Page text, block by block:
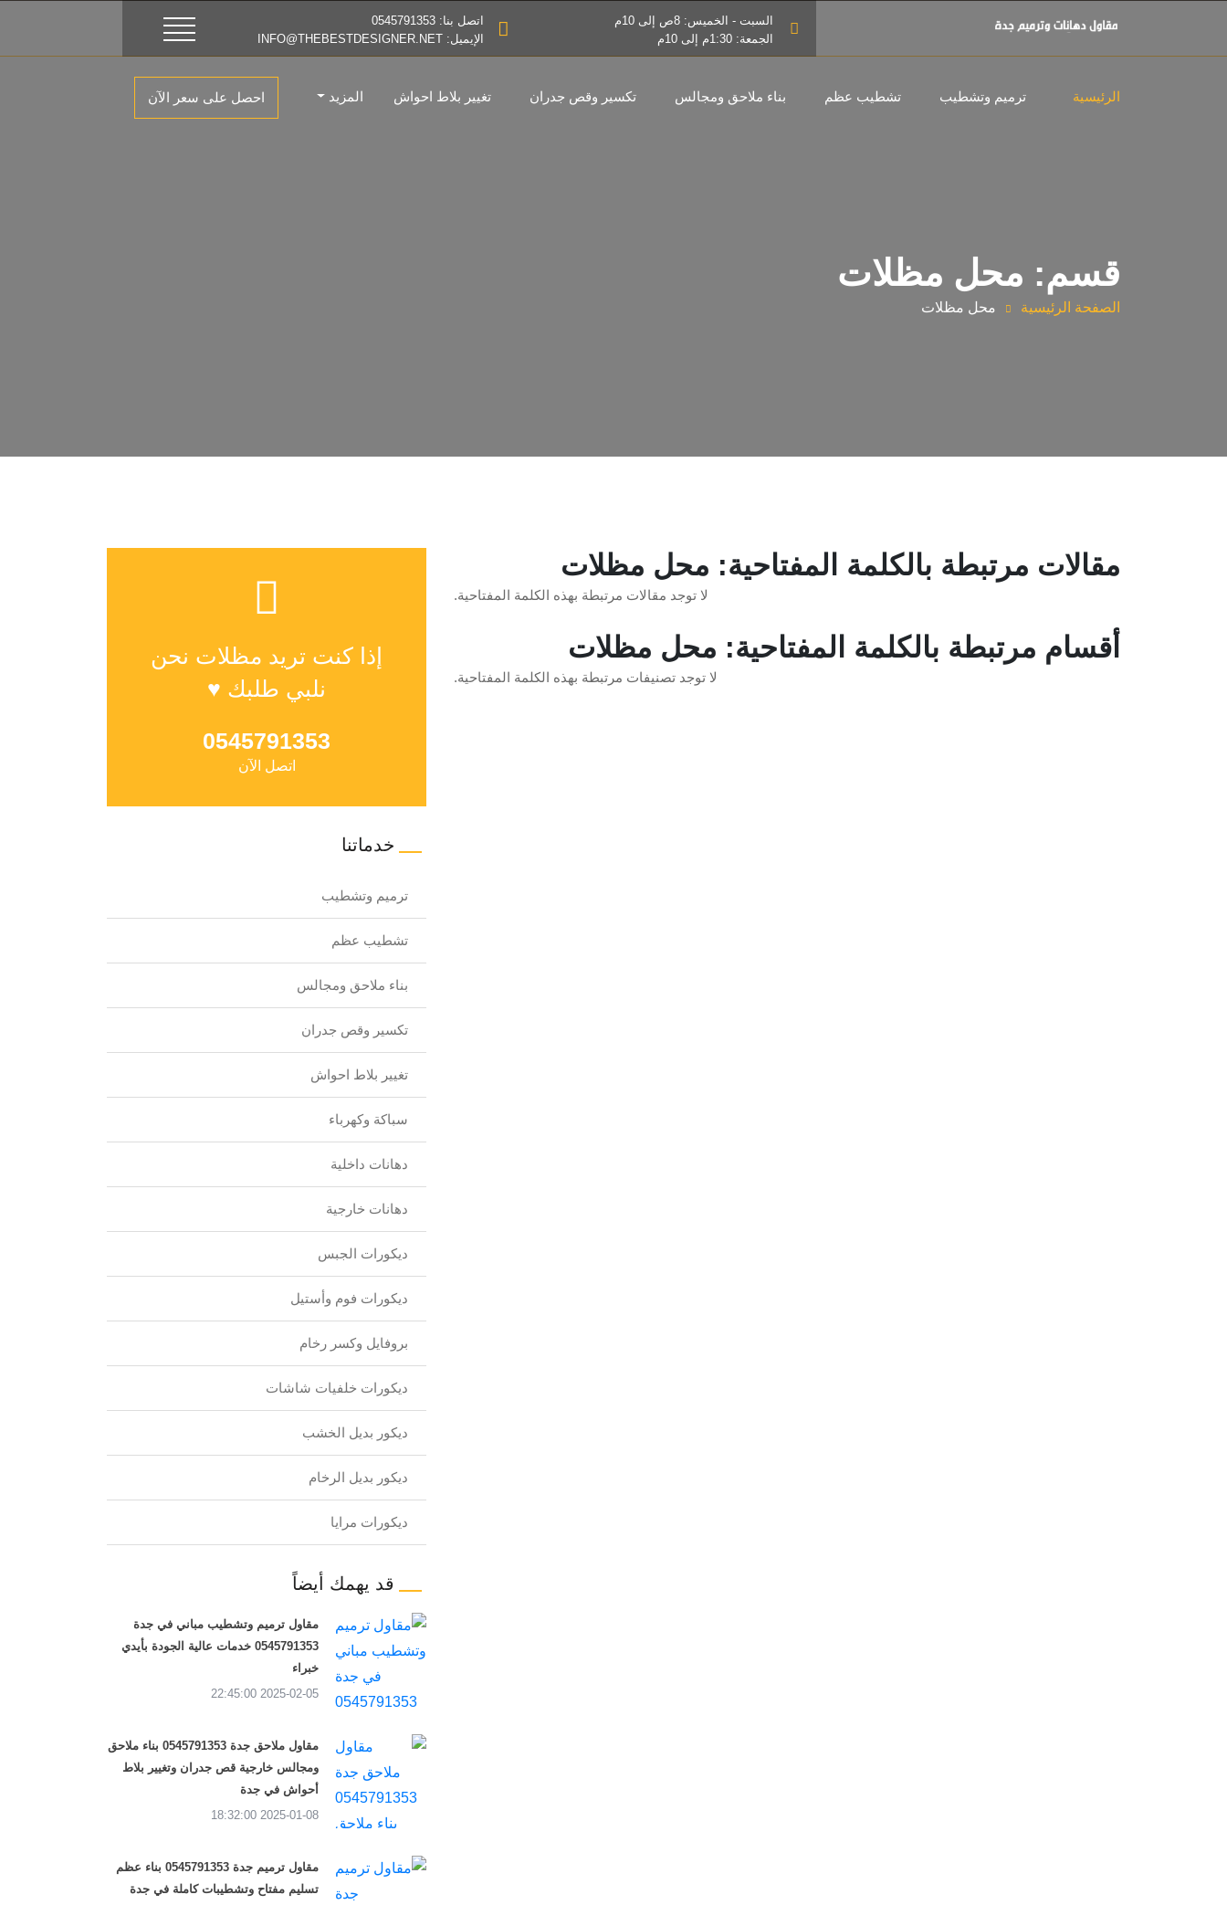
السبت - الخميس: 8ص إلى 10م
الجمعة: 1:30م إلى 10م
اتصل بنا: 0545791353
الإيميل: INFO@THEBESTDESIGNER.NET
الرئيسية ترميم وتشطيب تشطيب عظم بناء ملاحق ومجالس تكسير وقص جدران تغيير بلاط احواش المزيد احصل على سعر الآن
قسم: محل مظلات
الصفحة الرئيسية محل مظلات
مقالات مرتبطة بالكلمة المفتاحية: محل مظلات
لا توجد مقالات مرتبطة بهذه الكلمة المفتاحية.
أقسام مرتبطة بالكلمة المفتاحية: محل مظلات
لا توجد تصنيفات مرتبطة بهذه الكلمة المفتاحية.
إذا كنت تريد مظلات نحن
نلبي طلبك ♥
0545791353
اتصل الآن
خدماتنا
ترميم وتشطيب
تشطيب عظم
بناء ملاحق ومجالس
تكسير وقص جدران
تغيير بلاط احواش
سباكة وكهرباء
دهانات داخلية
دهانات خارجية
ديكورات الجبس
ديكورات فوم وأستيل
بروفايل وكسر رخام
ديكورات خلفيات شاشات
ديكور بديل الخشب
ديكور بديل الرخام
ديكورات مرايا
قد يهمك أيضاً
مقاول ترميم وتشطيب مباني في جدة
0545791353 خدمات عالية الجودة بأيدي
خبراء
2025-02-05 22:45:00
مقاول ملاحق جدة 0545791353 بناء ملاحق
ومجالس خارجية قص جدران وتغيير بلاط
أحواش في جدة
2025-01-08 18:32:00
مقاول ترميم جدة 0545791353 بناء عظم
تسليم مفتاح وتشطيبات كاملة في جدة